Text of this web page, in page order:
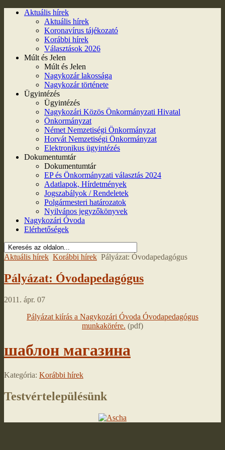
Aktuális hírek
Aktuális hírek
Koronavírus tájékozató
Korábbi hírek
Választások 2026
Múlt és Jelen
Múlt és Jelen
Nagykozár lakossága
Nagykozár története
Ügyintézés
Ügyintézés
Nagykozári Közös Önkormányzati Hivatal
Önkormányzat
Német Nemzetiségi Önkormányzat
Horvát Nemzetiségi Önkormányzat
Elektronikus ügyintézés
Dokumentumtár
Dokumentumtár
EP és Önkormányzati választás 2024
Adatlapok, Hírdetmények
Jogszabályok / Rendeletek
Polgármesteri határozatok
Nyilvános jegyzőkönyvek
Nagykozári Óvoda
Elérhetőségek
Aktuális hírek Korábbi hírek Pályázat: Óvodapedagógus
Pályázat: Óvodapedagógus
2011. ápr. 07
Pályázat kiírás a Nagykozári Óvoda Óvodapedagógus
munkakörére. (pdf)
шаблон магазина
Kategória: Korábbi hírek
Testvértelepülésünk